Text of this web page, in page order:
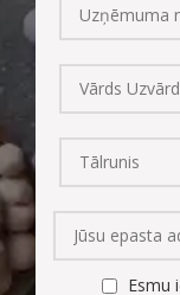
Esmu